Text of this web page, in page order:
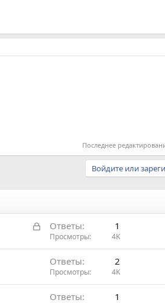
Последнее
Войдите или
З
к
т
Ответы 1
Просмотры 4K
Ответы 2
Просмотры 4K
Ответы 1